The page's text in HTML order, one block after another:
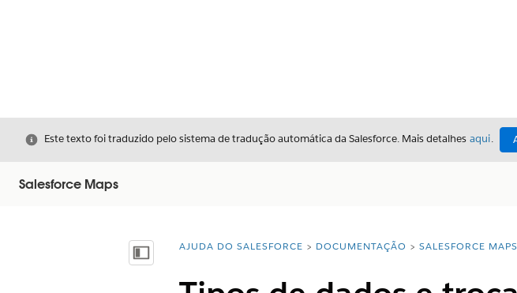
Fechar
Este texto foi traduzido pelo sistema de tradução automática da Salesforce. Mais detalhes aqui.
Salesforce Maps
Mostrar índiceVocê está aqui:
AJUDA DO SALESFORCE DOCUMENTAÇÃO SALESFORCE MAPS